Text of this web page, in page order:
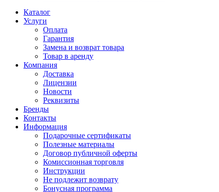
Каталог
Услуги
Оплата
Гарантия
Замена и возврат товара
Товар в аренду
Компания
Доставка
Лицензии
Новости
Реквизиты
Бренды
Контакты
Информация
Подарочные сертификаты
Полезные материалы
Договор публичной оферты
Комиссионная торговля
Инструкции
Не подлежит возврату
Бонусная программа